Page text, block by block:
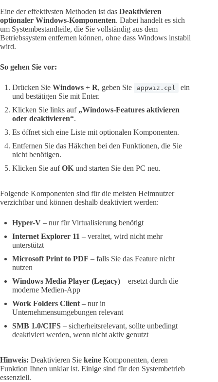
Eine der effektivsten Methoden ist das Deaktivieren
optionaler Windows-Komponenten. Dabei handelt es sich
um Systembestandteile, die Sie vollständig aus dem
Betriebssystem entfernen können, ohne dass Windows instabil
wird.
So gehen Sie vor:
Drücken Sie Windows + R, geben Sie appwiz.cpl
ein
und bestätigen Sie mit Enter.
Klicken Sie links auf „Windows-Features aktivieren
oder deaktivieren“.
Es öffnet sich eine Liste mit optionalen Komponenten.
Entfernen Sie das Häkchen bei den Funktionen, die Sie
nicht benötigen.
Klicken Sie aufOK und starten Sie den PC neu.
Folgende Komponenten sind für die meisten Heimnutzer
verzichtbar und können deshalb deaktiviert werden:
Hyper-V – nur für Virtualisierung benötigt
Internet Explorer 11 – veraltet, wird nicht mehr
unterstützt
Microsoft Print to PDF – falls Sie das Feature nicht
nutzen
Windows Media Player (Legacy) – ersetzt durch die
moderne Medien-App
Work Folders Client – nur in
Unternehmensumgebungen relevant
SMB 1.0/CIFS – sicherheitsrelevant, sollte unbedingt
deaktiviert werden, wenn nicht aktiv genutzt
Hinweis: Deaktivieren Sie keine Komponenten, deren
Funktion Ihnen unklar ist. Einige sind für den Systembetrieb
essenziell.